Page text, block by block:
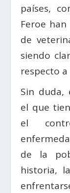
países,
Feroe
de
siendo
respecto a
Sin duda,
el que
el
de la
historia,